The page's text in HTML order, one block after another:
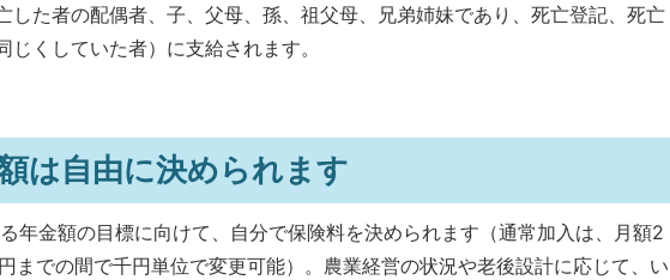
した者の配偶者、子、父母、孫、祖父母、兄弟姉妹であり、死亡登記、死亡
じくしていた者）に支給されます。
は自由に決められます
年金額の目標に向けて、自分で保険料を決められます（通常加入は、月額2
までの間で千円単位で変更可能）。農業経営の状況や老後設計に応じて、い